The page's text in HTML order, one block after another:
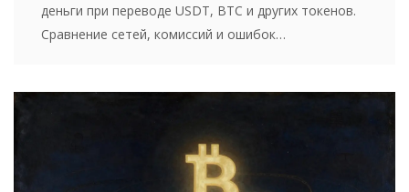
деньги при переводе USDT, BTC и других токенов.
Сравнение сетей, комиссий и ошибок